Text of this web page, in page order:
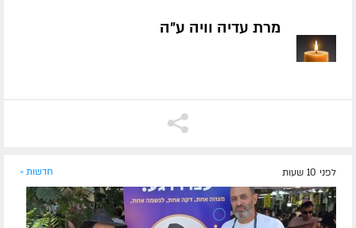
מרת עדיה וויה ע״ה
לפני 10 שעות חדשות »